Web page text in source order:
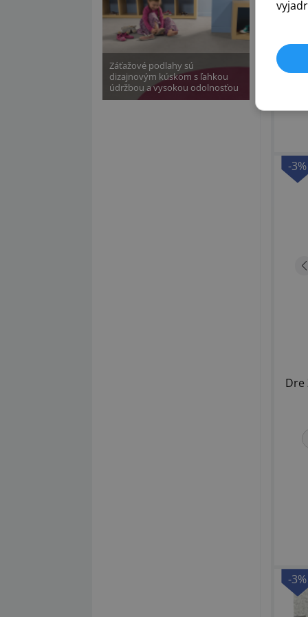
Záťažové podlahy sú
dizajnovým kúskom s ľahkou
údržbou a vysokou odolnosťou
-3%
Dre
-3%